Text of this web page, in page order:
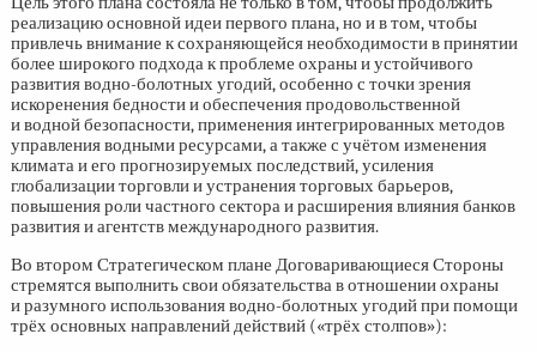
реализацию основной идеи первого плана, но и в том, чтобы
привлечь внимание к сохраняющейся необходимости в принятии
более широкого подхода к проблеме охраны и устойчивого
развития водно-болотных угодий, особенно с точки зрения
искоренения бедности и обеспечения продовольственной
и водной безопасности, применения интегрированных методов
управления водными ресурсами, а также с учётом изменения
климата и его прогнозируемых последствий, усиления
глобализации торговли и устранения торговых барьеров,
повышения роли частного сектора и расширения влияния банков
развития и агентств международного развития.
Во втором Стратегическом плане Договаривающиеся Стороны
стремятся выполнить свои обязательства в отношении охраны
и разумного использования водно-болотных угодий при помощи
трёх основных направлений действий («трёх столпов»):